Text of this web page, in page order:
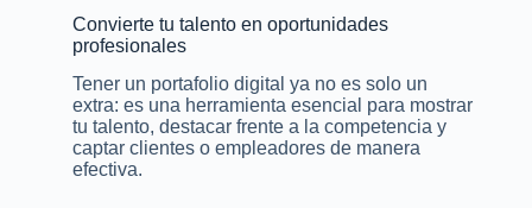
Convierte tu talento en oportunidades
profesionales
Tener un portafolio digital ya no es solo un
extra: es una herramienta esencial para mostrar
tu talento, destacar frente a la competencia y
captar clientes o empleadores de manera
efectiva.